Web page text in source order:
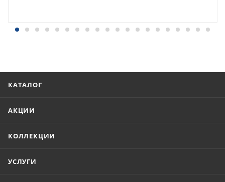
КАТАЛОГ
АКЦИИ
КОЛЛЕКЦИИ
УСЛУГИ